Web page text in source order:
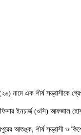
নামে এক শীর্ষ সন্ত্রাসীকে
ইনচার্জ (ওসি) আফজাল
আতঙ্ক, শীর্ষ সন্ত্রাসী ও